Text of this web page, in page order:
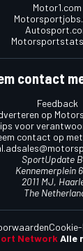
Motor1.com
contact
Feedback
op
voor
contact op
SportUpdate
Kennemerplein 6
2011 MJ,
The
Network Alle